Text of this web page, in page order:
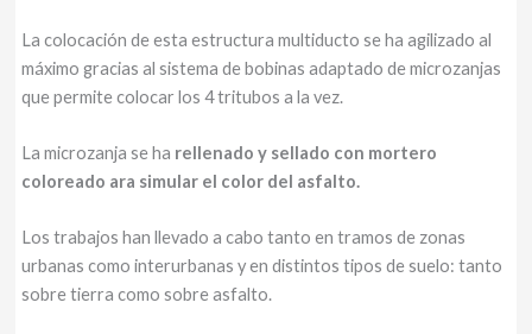
La colocación de esta estructura multiducto se ha agilizado al
máximo gracias al sistema de bobinas adaptado de microzanjas
que permite colocar los 4 tritubos a la vez.
La microzanja se ha rellenado y sellado con mortero
coloreado ara simular el color del asfalto.
Los trabajos han llevado a cabo tanto en tramos de zonas
urbanas como interurbanas y en distintos tipos de suelo: tanto
sobre tierra como sobre asfalto.